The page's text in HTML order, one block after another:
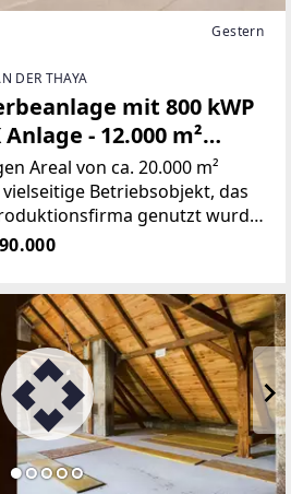
Gestern
DER THAYA
mit 800 kWP
- 12.000 m²
Areal von ca. 20.000 m²
Betriebsobjekt, das
genutzt wurde
steht.Die Liegenschaft
15.000 m² Nutzfläche,